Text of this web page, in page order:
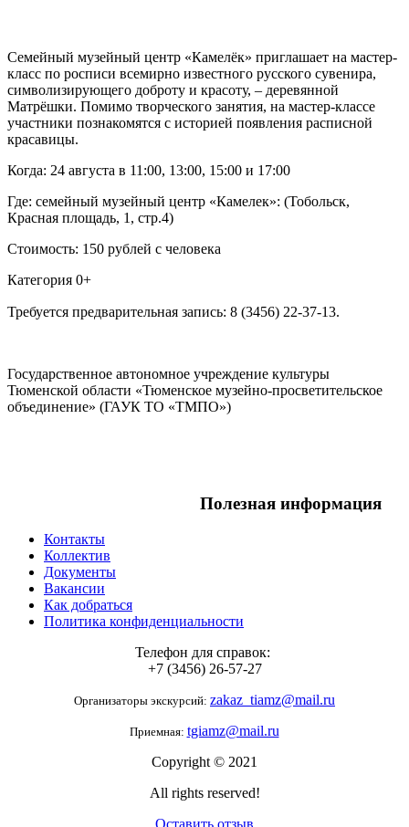
Семейный музейный центр «Камелёк» приглашает на мастер-
класс по росписи всемирно известного русского сувенира,
символизирующего доброту и красоту, – деревянной
Матрёшки. Помимо творческого занятия, на мастер-классе
участники познакомятся с историей появления расписной
красавицы.
Когда: 24 августа в 11:00, 13:00, 15:00 и 17:00
Где: семейный музейный центр «Камелек»: (Тобольск,
Красная площадь, 1, стр.4)
Стоимость: 150 рублей с человека
Категория 0+
Требуется предварительная запись: 8 (3456) 22-37-13.⠀
Государственное автономное учреждение культуры
Тюменской области «Тюменское музейно-просветительское
объединение» (ГАУК ТО «ТМПО»)
Полезная информация
Контакты
Коллектив
Документы
Вакансии
Как добраться
Политика конфиденциальности
Телефон для справок:
+7 (3456) 26-57-27
Организаторы экскурсий: zakaz_tiamz@mail.ru
Приемная: tgiamz@mail.ru
Copyright © 2021
All rights reserved!
Оставить отзыв